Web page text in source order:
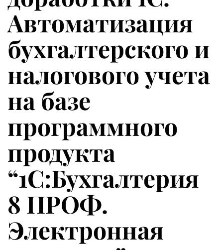
Автоматизация
бухгалтерского и
налогового учета
на базе
программного
продукта
“1С:Бухгалтерия
8 ПРОФ.
Электронная